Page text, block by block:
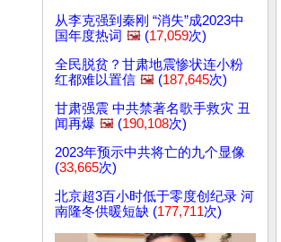
从李克强到秦刚 “消失”成2023中
国年度热词 🖼️ (17,059次)
全民脱贫？甘肃地震惨状连小粉
红都难以置信 🖼️ (187,645次)
甘肃强震 中共禁著名歌手救灾 丑
闻再爆 🖼️ (190,108次)
2023年预示中共将亡的九个显像
(33,665次)
北京超3百小时低于零度创纪录 河
南隆冬供暖短缺 (177,711次)